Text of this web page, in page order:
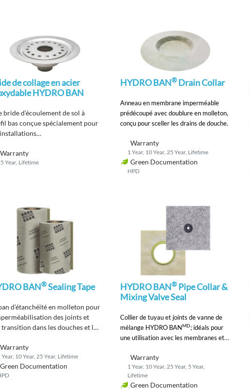
de collage en acier
HYDRO BAN
bride d’écoulement de sol à
bas conçue spécialement pour
membranes
HYDRO BAN
Warranty
Year, Lifetime
HYDRO BAN®Drain Collar
Anneau en membrane imperméable
prédécoupé avec doublure en molleton,
conçu pour sceller les drains de douche.
Warranty
1 Year, 10 Year, 25 Year, Lifetime
Green Documentation
HPD
BAN®Sealing Tape
d’étanchéitéen molleton pour
des joints et
transition dans les douches et les
Warranty
Year, 10 Year, 25 Year, Lifetime
Green Documentation
HYDRO BAN®Pipe Collar &
Mixing Valve Seal
Collier de tuyau et joints de vanne de
mélange HYDRO BANMD; idéals pour
une utilisation avec les membranes et
Warranty
1 Year, 10 Year, 25 Year, 5 Year,
Lifetime
Green Documentation